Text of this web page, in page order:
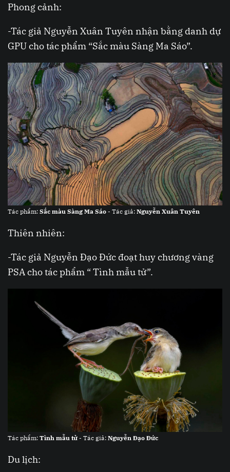
Phong cảnh:
-Tác giả Nguyễn Xuân Tuyên nhận bằng danh dự
GPU cho tác phẩm “Sắc màu Sàng Ma Sáo”.
Tác phẩm: Sắc màu Sàng Ma Sáo - Tác giả: Nguyễn Xuân Tuyên
Thiên nhiên:
-Tác giả Nguyễn Đạo Đức đoạt huy chương vàng
PSA cho tác phẩm “ Tình mẫu tử”.
Tác phẩm: Tình mẫu tử - Tác giả: Nguyễn Đạo Đức
Du lịch: